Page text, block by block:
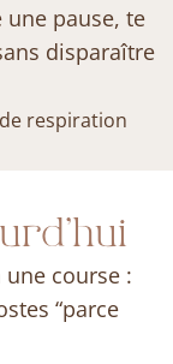
une pause, te
disparaître
respiration
course :
“parce